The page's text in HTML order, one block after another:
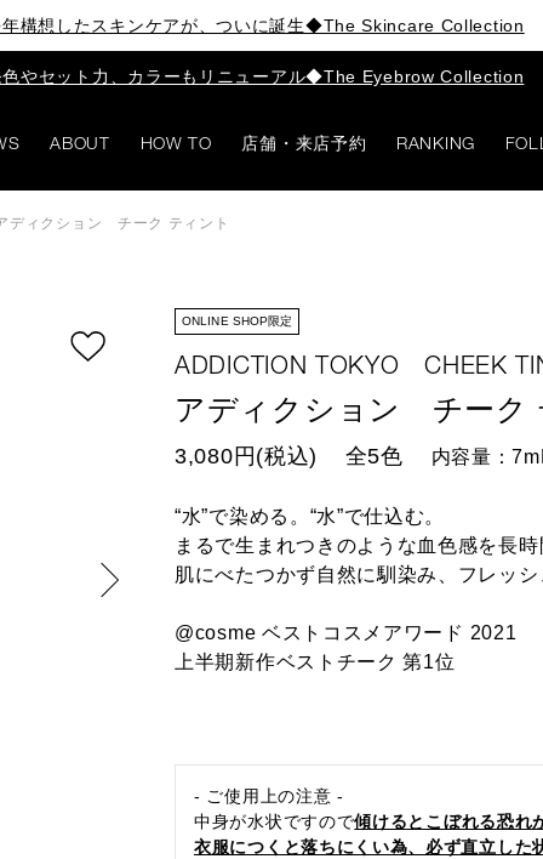
構想したスキンケアが、ついに誕生◆The Skincare Collection
色やセット力、カラーもリニューアル◆The Eyebrow Collection
ABOUT HOW TO 店舗・来店予約 RANKING
ディクション チーク ティント
ONLINE SHOP限定
ADDICTION TOKYO CHEEK
アディクション チーク
3,080円(税込) 全5色 内容量：
“水”で染める。“水”で仕込む。
まるで生まれつきのような血色感を長
肌にべたつかず自然に馴染み、フレッ
@cosme ベストコスメアワード 2021
上半期新作ベストチーク 第1位
- ご使用上の注意 -
中身が水状ですので傾けるとこぼれる恐れ
衣服につくと落ちにくい為、必ず直立した